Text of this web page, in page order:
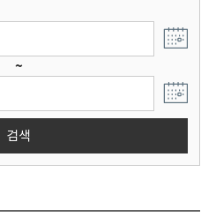
~
검색